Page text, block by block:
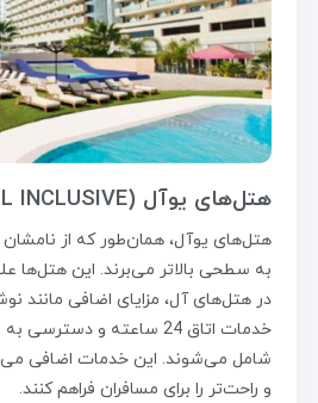
هتل‌های یوآل (ULTRA ALL INCLUSIVE)
هتل‌های یوآل، همان‌طور که از
به سطحی بالاتر می‌برند. این هتل‌ها
در هتل‌های آل، مزایای اضافی مانند
خدمات اتاق 24 ساعته و
شامل می‌شوند. این خدمات اضافی
و راحت‌تر را برای مسافران فراهم کنند.